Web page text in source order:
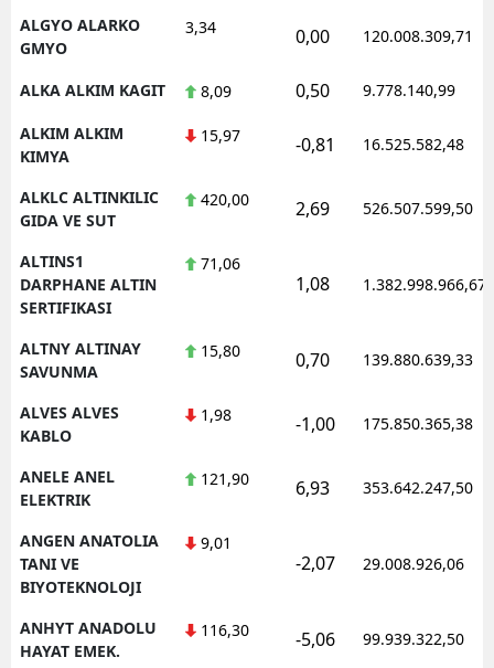
ALGYO ALARKO
GMYO
3,34 0,00 120.008.309,71
ALKA ALKIM KAGIT 8,09 0,50 9.778.140,99
ALKIM ALKIM
KIMYA
15,97 -0,81 16.525.582,48
ALKLC ALTINKILIC
GIDA VE SUT
420,00 2,69 526.507.599,50
ALTINS1
DARPHANE ALTIN
SERTIFIKASI
71,06
1,08 1.382.998.966,67
ALTNY ALTINAY
SAVUNMA
15,80 0,70 139.880.639,33
ALVES ALVES
KABLO
1,98 -1,00 175.850.365,38
ANELE ANEL
ELEKTRIK
121,90 6,93 353.642.247,50
ANGEN ANATOLIA
TANI VE
BIYOTEKNOLOJI
9,01
-2,07 29.008.926,06
ANHYT ANADOLU
HAYAT EMEK.
116,30 -5,06 99.939.322,50